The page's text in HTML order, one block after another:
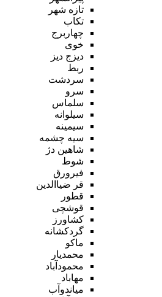
تازه شهر
تکاب
چهاربرج
خوی
دیزج دیز
ربط
سردشت
سرو
سلماس
سیلوانه
سیمینه
سیه چشمه
شاهین دژ
شوط
فیرورق
قر ضیاالدین
قطور
قوشچی
کشاورز
گردکشانه
ماکو
محمدیار
محمودآباد
مهاباد
میاندوآب